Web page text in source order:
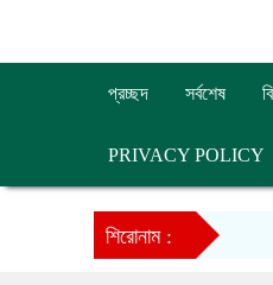
প্রচ্ছদ সর্বশেষ
PRIVACY POLICY
শিরোনাম :